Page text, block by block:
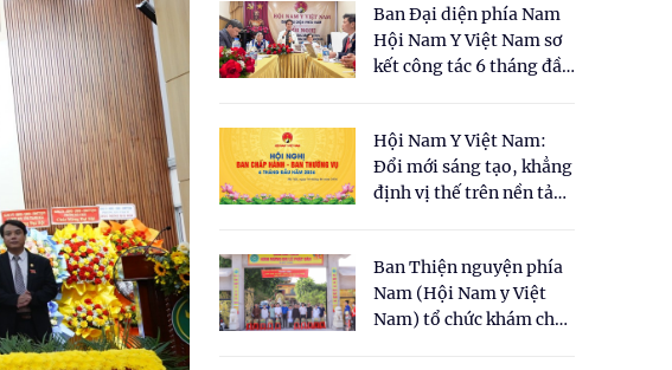
cho Luật Y dược cổ
truyền Việt Nam"
Ban Đại diện phía Nam
Hội Nam Y Việt Nam sơ
kết công tác 6 tháng đầu
Hội Nam Y Việt Nam:
Đổi mới sáng tạo, khẳng
định vị thế trên nền tảng
Ban Thiện nguyện phía
Nam (Hội Nam y Việt
Nam) tổ chức khám chữa